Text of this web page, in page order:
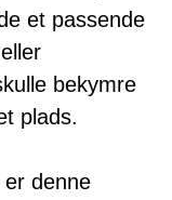
et passende
bekymre
plads.
denne